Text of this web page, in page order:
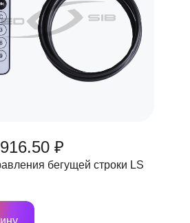
₽
бегущей строки LS